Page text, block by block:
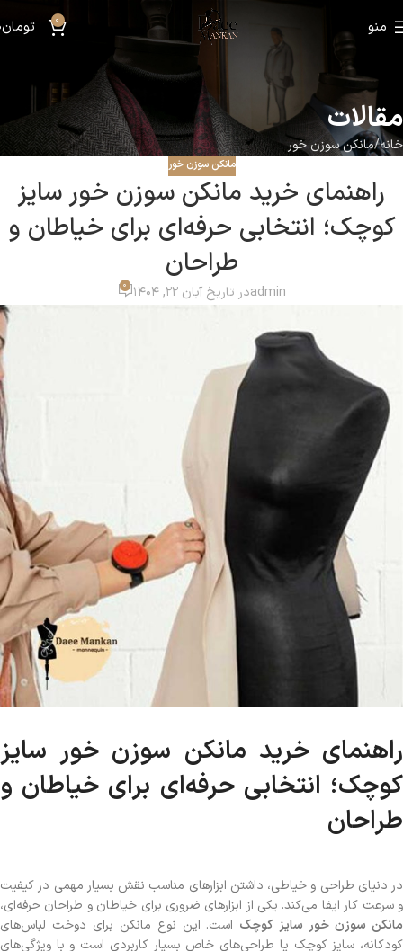
منو 0 تومان
مقالات
خانه مانکن سوزن خور
مانکن سوزن خور
راهنمای خرید مانکن سوزن خور سایز
کوچک؛ انتخابی حرفه‌ای برای خیاطان و
طراحان
adminدر تاریخ آبان 22, 1404 0
راهنمای خرید مانکن سوزن خور سایز
کوچک؛ انتخابی حرفه‌ای برای خیاطان و
طراحان
در دنیای طراحی و خیاطی، داشتن ابزارهای مناسب نقش بسیار مهمی در کیفیت
و سرعت کار ایفا می‌کند. یکی از ابزارهای ضروری برای خیاطان و طراحان حرفه‌ای،
مانکن سوزن خور سایز کوچک است. این نوع مانکن برای دوخت لباس‌های
کودکانه، سایز کوچک یا طراحی‌های خاص بسیار کاربردی است و با ویژگی‌های